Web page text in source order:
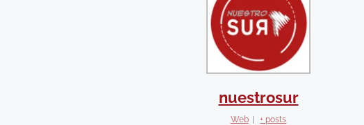
nuestrosur
Web + posts